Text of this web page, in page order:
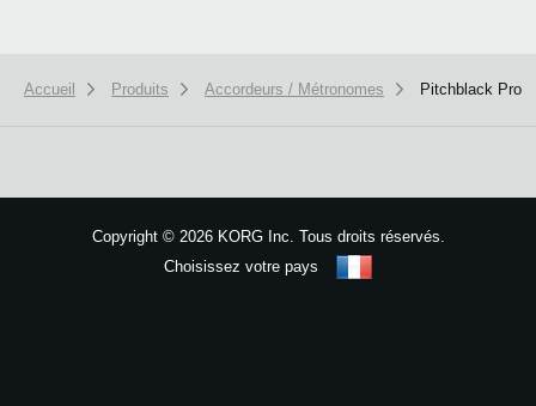
Accueil Produits Accordeurs / Métronomes Pitchblack Pro
Copyright ©2026 KORG Inc. Tous droits réservés.
Choisissez votre pays
Got it